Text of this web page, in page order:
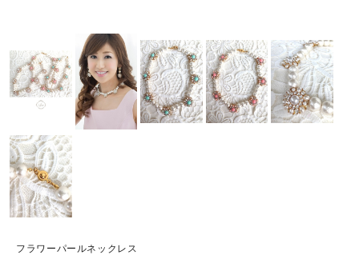
フラワーパールネックレス